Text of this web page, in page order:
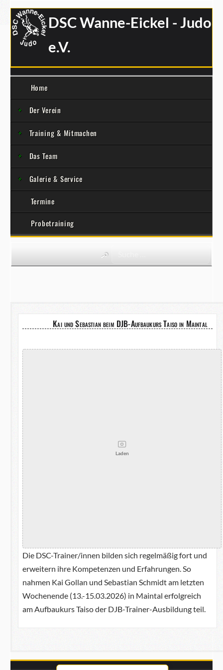
DSC Wanne-Eickel - Judo
e.V.
Home
Der Verein
Training & Mitmachen
Das Team
Galerie & Service
Termine
Probetraining
Kai und Sebastian beim DJB-Aufbaukurs Taiso in Maintal
Laden
Die DSC-Trainer/innen bilden sich regelmäßig fort und
erweitern ihre Kompetenzen und Erfahrungen. So
nahmen Kai Gollan und Sebastian Schmidt am letzten
Wochenende (13.-15.03.2026) in Maintal erfolgreich
am Aufbaukurs Taiso der DJB-Trainer-Ausbildung teil.